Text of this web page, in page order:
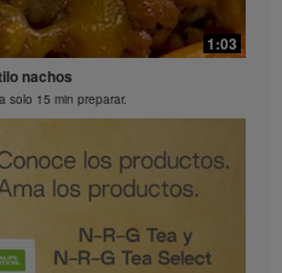
GO: 2
1:03
nachos
solo 15 min preparar.